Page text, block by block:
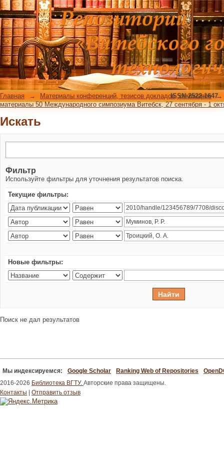
Искать
Главная → Материалы конференций, тезисов докладов, семинаров →
материалы 50 Международного симпозиума Витебск, 27 сентября - 1
ISSN 2522-1647
Искать
Фильтр
Используйте фильтры для уточнения результатов поиска.
Текущие фильтры:
Новые фильтры:
Поиск не дал результатов
Мы индексируемся: Google Scholar Ranking Web of Repositories
2016-2026 Библиотека ВГТУ. Авторские права защищены.
Контакты
Отправить отзыв